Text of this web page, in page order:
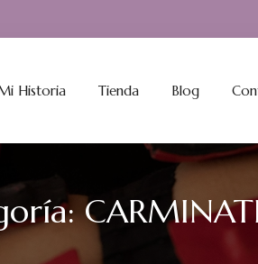
Historia Tienda Blog